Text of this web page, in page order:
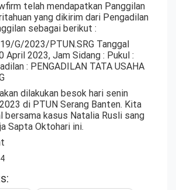
telah mendapatkan Panggilan
yang dikirim dari Pengadilan
sebagai berikut :
G/2023/PTUN.SRG Tanggal
April 2023, Jam Sidang : Pukul :
: PENGADILAN TATA USAHA
dilakukan besok hari senin
di PTUN Serang Banten. Kita
bersama kasus Natalia Rusli sang
Sapta Oktohari ini.